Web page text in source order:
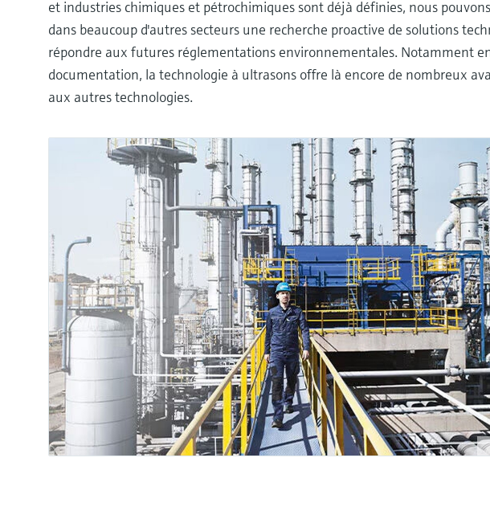
et industries chimiques et pétrochimiques sont déjà définies, nous
dans beaucoup d'autres secteurs une recherche proactive de solutions
répondre aux futures réglementations environnementales. Notamment
documentation, la technologie à ultrasons offre là encore de nombreux
aux autres technologies.